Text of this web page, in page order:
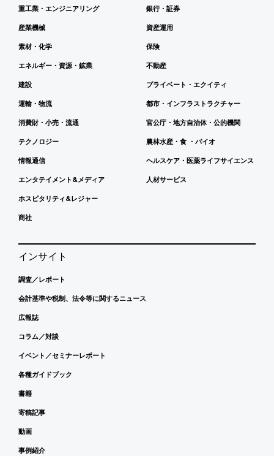
重工業・エンジニアリング
産業機械
素材・化学
エネルギー・資源・鉱業
建設
運輸・物流
消費財・小売・流通
テクノロジー
情報通信
エンタテイメント&メディア
ホスピタリティ&レジャー
商社
銀行・証券
資産運用
保険
不動産
プライベート・エクイティ
都市・インフラストラクチャー
官公庁・地方自治体・公的機関
農林水産・食 ・バイオ
ヘルスケア・医薬ライフサイエンス
人材サービス
インサイト
調査／レポート
会計基準や税制、法令等に関するニュース
広報誌
コラム／対談
イベント／セミナーレポート
各種ガイドブック
書籍
寄稿記事
動画
事例紹介